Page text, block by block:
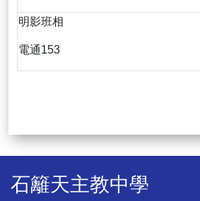
明影班相
電通153
石籬天主教中學